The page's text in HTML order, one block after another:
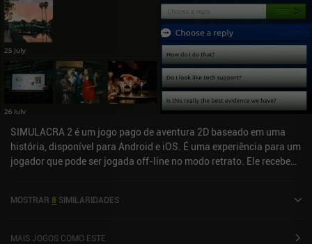
SIMULACRA 2 é um jogo pago de aventura 2D baseado em uma
história, disponível para Android e iOS. É uma experiência para um
jogador que pode ser jogada off-line no modo retrato. Ele recebeu
de 4,3 de 5,0 no Google Play e 4,7 de 5,0 na iOS App Store.
MOSTRAR 8 SIMILARIDADES
MAIS JOGOS COMO ESTE